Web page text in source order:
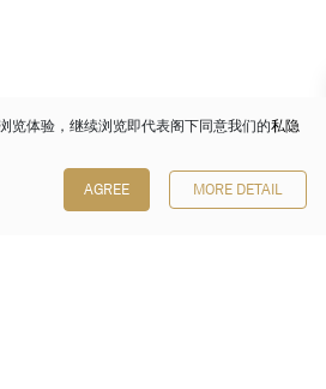
览体验，继续浏览即代表阁下同意我们的私隐
AGREE MORE DETAIL